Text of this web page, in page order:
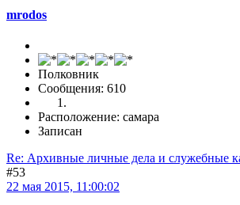
mrodos
Полковник
Сообщения: 610
Расположение: самара
Записан
Re: Архивные личные дела и служебные
#53
22 мая 2015, 11:00:02